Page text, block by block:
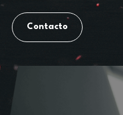
Contacto